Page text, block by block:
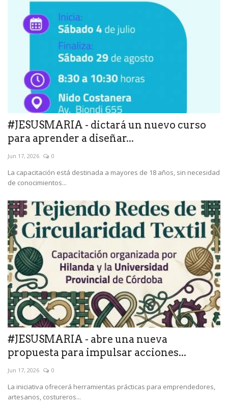
#JESUSMARIA - dictará un nuevo curso
para aprender a diseñar...
Jun 17, 2026 0
La capacitación está destinada a mayores de 18 años, sin necesidad
de conocimientos...
#JESUSMARIA - abre una nueva
propuesta para impulsar acciones...
Jun 17, 2026 0
La iniciativa ofrecerá herramientas prácticas para emprendedores,
artesanos, costureros...